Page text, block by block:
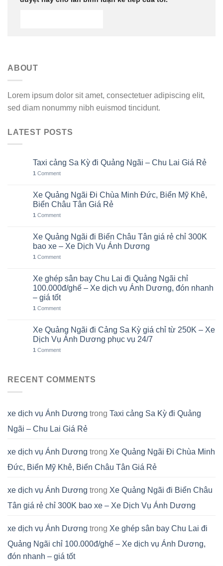
ABOUT
Lorem ipsum dolor sit amet, consectetuer adipiscing elit,
sed diam nonummy nibh euismod tincidunt.
LATEST POSTS
Taxi cảng Sa Kỳ đi Quảng Ngãi – Chu Lai Giá Rẻ
1 Comment
Xe Quảng Ngãi Đi Chùa Minh Đức, Biển Mỹ Khê,
Biển Châu Tân Giá Rẻ
1 Comment
Xe Quảng Ngãi đi Biển Châu Tân giá rẻ chỉ 300K
bao xe – Xe Dịch Vụ Ánh Dương
1 Comment
Xe ghép sân bay Chu Lai đi Quảng Ngãi chỉ
100.000đ/ghế – Xe dịch vụ Ánh Dương, đón nhanh
– giá tốt
1 Comment
Xe Quảng Ngãi đi Cảng Sa Kỳ giá chỉ từ 250K – Xe
Dịch Vụ Ánh Dương phục vụ 24/7
1 Comment
RECENT COMMENTS
xe dịch vụ Ánh Dương trong Taxi cảng Sa Kỳ đi Quảng
Ngãi – Chu Lai Giá Rẻ
xe dịch vụ Ánh Dương trong Xe Quảng Ngãi Đi Chùa Minh
Đức, Biển Mỹ Khê, Biển Châu Tân Giá Rẻ
xe dịch vụ Ánh Dương trong Xe Quảng Ngãi đi Biển Châu
Tân giá rẻ chỉ 300K bao xe – Xe Dịch Vụ Ánh Dương
xe dịch vụ Ánh Dương trong Xe ghép sân bay Chu Lai đi
Quảng Ngãi chỉ 100.000đ/ghế – Xe dịch vụ Ánh Dương,
đón nhanh – giá tốt